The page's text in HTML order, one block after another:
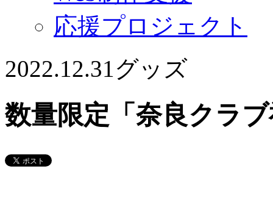
応援プロジェクト
2022.12.31グッズ
数量限定「奈良クラ